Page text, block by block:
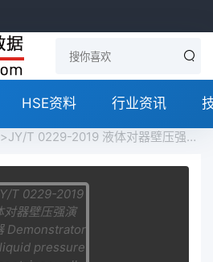
HSE资料 行业资讯
>JY/T 0229-2019 液体对器壁压强演示器 Demonstrator for liquid pressure on container wall免费下载